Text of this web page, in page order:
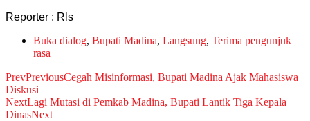
Reporter : Rls
Buka dialog, Bupati Madina, Langsung, Terima pengunjuk
rasa
PrevPreviousCegah Misinformasi, Bupati Madina Ajak Mahasiswa
Diskusi
NextLagi Mutasi di Pemkab Madina, Bupati Lantik Tiga Kepala
DinasNext